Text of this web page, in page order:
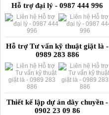
Hỗ trợ đại lý - 0987 444 996
Hỗ trợ Tư vấn kỹ thuật giặt là -
0989 283 886
Thiết kế lập dự án dây chuyền -
0902 23 09 86